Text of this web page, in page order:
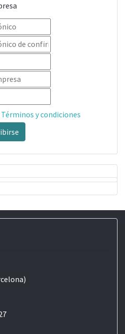
Términos y condiciones